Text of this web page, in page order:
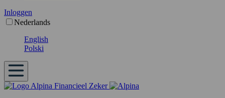
Inloggen
Nederlands
English
Polski